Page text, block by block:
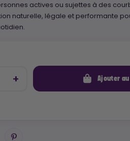
actives ou sujettes à des
naturelle, légale et performante
Ajouter